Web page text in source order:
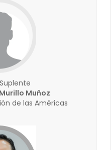
Muñoz
de las Américas